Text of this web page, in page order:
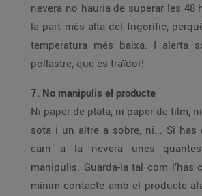
nevera no hauria de superar les 48
la part més alta del frigorífic,
temperatura més baixa. I alerta
pollastre, que és traïdor!
7. No manipulis el producte
Ni paper de plata, ni paper de film,
sota i un altre a sobre, ni... Si has
carn a la nevera unes
manipulis. Guarda-la tal com l’has
mínim contacte amb el producte